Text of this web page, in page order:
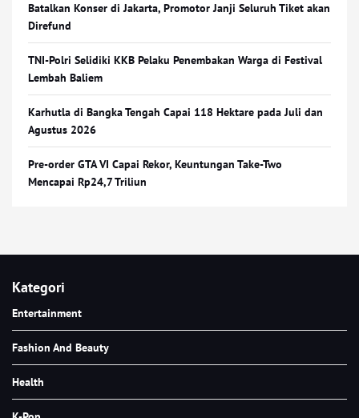
Batalkan Konser di Jakarta, Promotor Janji Seluruh Tiket akan
Direfund
TNI-Polri Selidiki KKB Pelaku Penembakan Warga di Festival
Lembah Baliem
Karhutla di Bangka Tengah Capai 118 Hektare pada Juli dan
Agustus 2026
Pre-order GTA VI Capai Rekor, Keuntungan Take-Two
Mencapai Rp24,7 Triliun
Kategori
Entertainment
Fashion And Beauty
Health